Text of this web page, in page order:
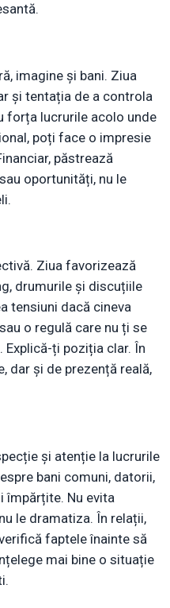
imagine și bani. Ziua
și tentația de a controla
forța lucrurile acolo unde
poți face o impresie
păstrează
oportunități, nu le
Ziua favorizează
drumurile și discuțiile
tensiuni dacă cineva
o regulă care nu ți se
ți poziția clar. În
dar și de prezență reală,
și atenție la lucrurile
bani comuni, datorii,
împărțite. Nu evita
le dramatiza. În relații,
faptele înainte să
mai bine o situație